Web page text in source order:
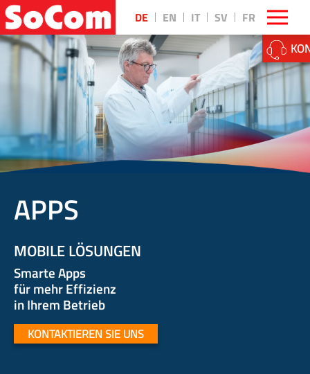
DE EN IT SV FR
APPS
MOBILE LÖSUNGEN
Smarte Apps
für mehr Effizienz
in Ihrem Betrieb
KONTAKTIEREN SIE UNS